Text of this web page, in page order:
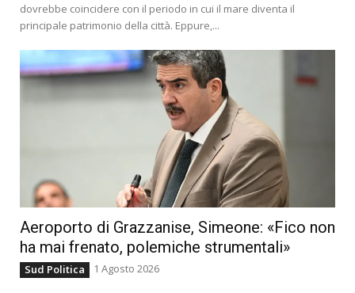
dovrebbe coincidere con il periodo in cui il mare diventa il
principale patrimonio della città. Eppure,...
Aeroporto di Grazzanise, Simeone: «Fico non
ha mai frenato, polemiche strumentali»
Sud Politica 1 Agosto 2026